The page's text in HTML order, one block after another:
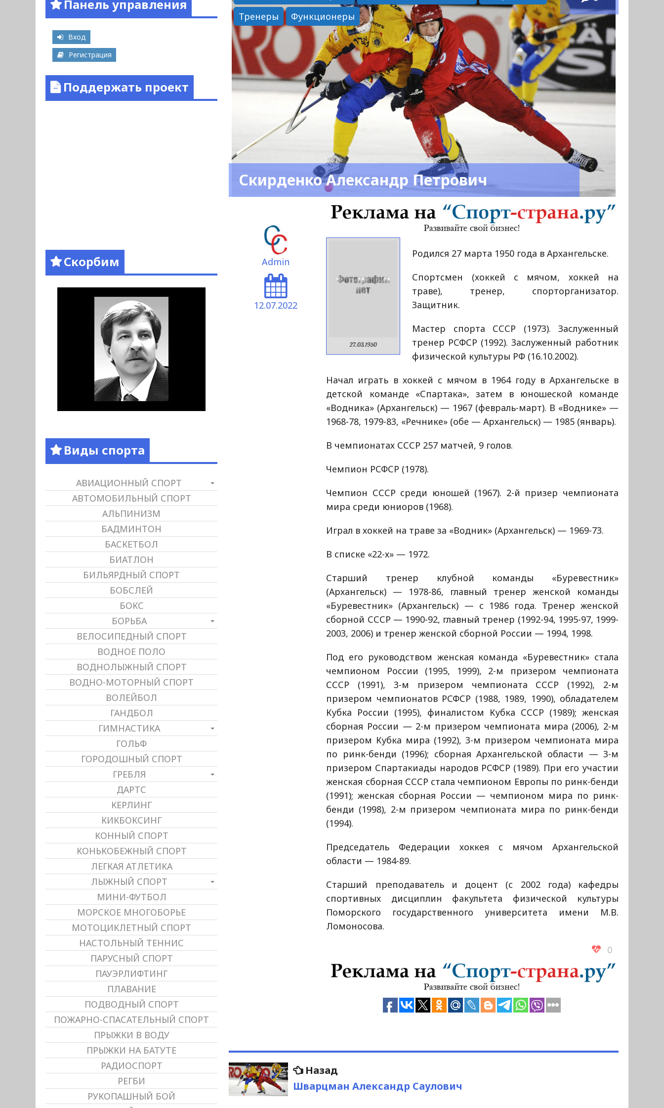
Тренеры
Функционеры
Скирденко Александр Петрович
Admin
12.07.2022
27.03.1950
Родился 27 марта 1950 года в Архангельске.
Спортсмен (хоккей с мячом, хоккей на
траве), тренер, спорторганизатор.
Защитник.
Мастер спорта СССР (1973). Заслуженный
тренер РСФСР (1992). Заслуженный работник
физической культуры РФ (16.10.2002).
Начал играть в хоккей с мячом в 1964 году в Архангельске в
детской команде «Спартака», затем в юношеской команде
«Водника» (Архангельск) — 1967 (февраль-март). В «Воднике» —
1968-78, 1979-83, «Речнике» (обе — Архангельск) — 1985 (январь).
В чемпионатах СССР 257 матчей, 9 голов.
Чемпион РСФСР (1978).
Чемпион СССР среди юношей (1967). 2-й призер чемпионата
мира среди юниоров (1968).
Играл в хоккей на траве за «Водник» (Архангельск) — 1969-73.
В списке «22-х» — 1972.
Старший тренер клубной команды «Буревестник»
(Архангельск) — 1978-86, главный тренер женской команды
«Буревестник» (Архангельск) — с 1986 года. Тренер женской
сборной СССР — 1990-92, главный тренер (1992-94, 1995-97, 1999-
2003, 2006) и тренер женской сборной России — 1994, 1998.
Под его руководством женская команда «Буревестник» стала
чемпионом России (1995, 1999), 2-м призером чемпионата
СССР (1991), 3-м призером чемпионата СССР (1992), 2-м
призером чемпионатов РСФСР (1988, 1989, 1990), обладателем
Кубка России (1995), финалистом Кубка СССР (1989); женская
сборная России — 2-м призером чемпионата мира (2006), 2-м
призером Кубка мира (1992), 3-м призером чемпионата мира
по ринк-бенди (1996); сборная Архангельской области — 3-м
призером Спартакиады народов РСФСР (1989). При его участии
женская сборная СССР стала чемпионом Европы по ринк-бенди
(1991); женская сборная России — чемпионом мира по ринк-
бенди (1998), 2-м призером чемпионата мира по ринк-бенди
(1994).
Председатель Федерации хоккея с мячом Архангельской
области — 1984-89.
Старший преподаватель и доцент (с 2002 года) кафедры
спортивных дисциплин факультета физической культуры
Поморского государственного университета имени М.В.
Ломоносова.
0
Навигация
по
Назад
запись:
Шварцман Александр Саулович
Панель управления
Вход
Регистрация
Поддержать проект
Скорбим
Виды спорта
АВИАЦИОННЫЙ СПОРТ
АВТОМОБИЛЬНЫЙ СПОРТ
АЛЬПИНИЗМ
БАДМИНТОН
БАСКЕТБОЛ
БИАТЛОН
БИЛЬЯРДНЫЙ СПОРТ
БОБСЛЕЙ
БОКС
БОРЬБА
ВЕЛОСИПЕДНЫЙ СПОРТ
ВОДНОЕ ПОЛО
ВОДНОЛЫЖНЫЙ СПОРТ
ВОДНО-МОТОРНЫЙ СПОРТ
ВОЛЕЙБОЛ
ГАНДБОЛ
ГИМНАСТИКА
ГОЛЬФ
ГОРОДОШНЫЙ СПОРТ
ГРЕБЛЯ
ДАРТС
КЕРЛИНГ
КИКБОКСИНГ
КОННЫЙ СПОРТ
КОНЬКОБЕЖНЫЙ СПОРТ
ЛЕГКАЯ АТЛЕТИКА
ЛЫЖНЫЙ СПОРТ
МИНИ-ФУТБОЛ
МОРСКОЕ МНОГОБОРЬЕ
МОТОЦИКЛЕТНЫЙ СПОРТ
НАСТОЛЬНЫЙ ТЕННИС
ПАРУСНЫЙ СПОРТ
ПАУЭРЛИФТИНГ
ПЛАВАНИЕ
ПОДВОДНЫЙ СПОРТ
ПОЖАРНО-СПАСАТЕЛЬНЫЙ СПОРТ
ПРЫЖКИ В ВОДУ
ПРЫЖКИ НА БАТУТЕ
РАДИОСПОРТ
РЕГБИ
РУКОПАШНЫЙ БОЙ